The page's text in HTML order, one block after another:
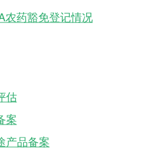
农药豁免登记情况
估
案
产品备案